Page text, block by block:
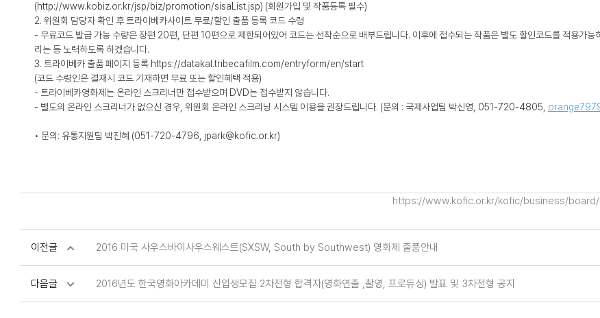
(http://www.kobiz.or.kr/jsp/biz/promotion/sisaList.jsp) (회원가입 및 작품등록 필수)
2. 위원회 담당자 확인 후 트라이베카사이트 무료/할인 출품 등록 코드 수령
- 무료코드 발급 가능 수량은 장편 20편, 단편 10편으로 제한되어있어 코드는 선착순으로 배부드립니다. 이후에 접수되는 작품은 별도 할인코드를 적용가
리는 등 노력하도록 하겠습니다.
3. 트라이베카 출품 페이지 등록 https://datakal.tribecafilm.com/entryform/en/start
(코드 수령인은 결재시 코드 기재하면 무료 또는 할인혜택 적용)
- 트라이베카영화제는 온라인 스크리너만 접수받으며 DVD는 접수받지 않습니다.
- 별도의 온라인 스크리너가 없으신 경우, 위원회 온라인 스크리닝 시스템 이용을 권장드립니다. (문의 : 국제사업팀 박신영, 051-720-4805,
• 문의: 유통지원팀 박진혜 (051-720-4796, jpark@kofic.or.kr)
https://www.kofic.or.kr/kofic/business/
이전글 2016 미국 사우스바이사우스웨스트(SXSW, South by Southwest) 영화제 출품안내
다음글 2016년도 한국영화아카데미 신입생모집 2차전형 합격자(영화연출 ,촬영, 프로듀싱) 발표 및 3차전형 공지